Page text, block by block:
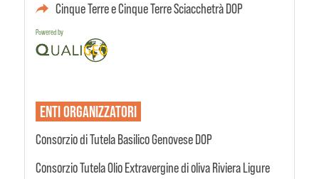
Cinque Terre e Cinque Terre Sciacchetrà DOP
Powered by
ENTIORGANIZZATORI
Consorzio di Tutela Basilico Genovese DOP
Consorzio Tutela Olio Extravergine di oliva Riviera Ligure